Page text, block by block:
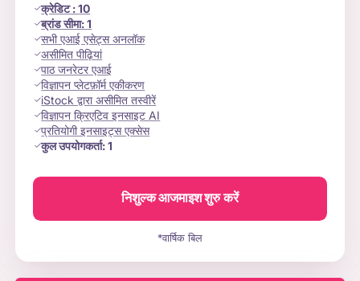
क्रेडिट:10
ब्रांड सीमा:1
सभी एआई एसेट्स अनलॉक
असीमित पीढ़ियां
पाठ जनरेटर एआई
विज्ञापन प्लेटफ़ॉर्म एकीकरण
iStock द्वारा असीमित तस्वीरें
विज्ञापन क्रिएटिव इनसाइट AI
प्रतियोगी इनसाइट्स एक्सेस
कुल उपयोगकर्ता:1
निशुल्क आजमाइश शुरु करें
*वार्षिक बिल